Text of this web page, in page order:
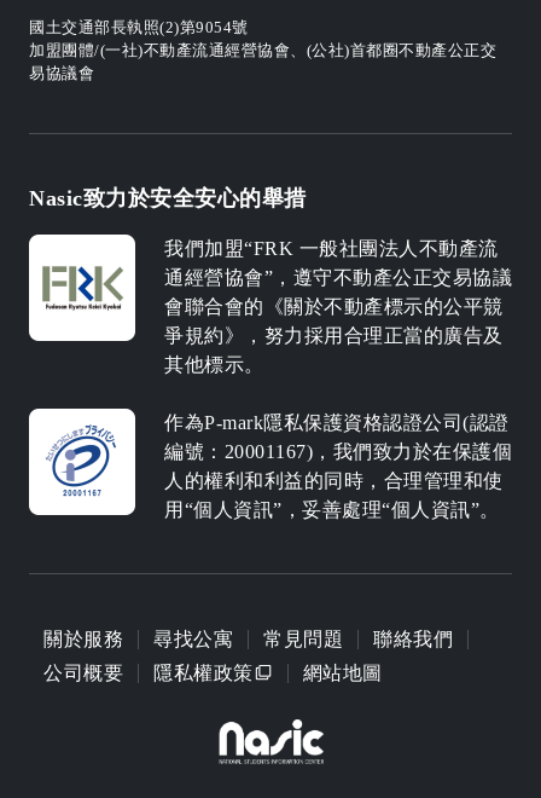
國土交通部長執照(2)第9054號
加盟團體/(一社)不動產流通經營協會、(公社)首都圈不動產公正交
易協議會
Nasic致力於安全安心的舉措
我們加盟“FRK 一般社團法人不動產流
通經營協會”，遵守不動產公正交易協議
會聯合會的《關於不動產標示的公平競
爭規約》，努力採用合理正當的廣告及
其他標示。
作為P-mark隱私保護資格認證公司(認證
編號：20001167)，我們致力於在保護個
人的權利和利益的同時，合理管理和使
用“個人資訊”，妥善處理“個人資訊”。
關於服務 尋找公寓 常見問題
聯絡我們
公司概要
隱私權政策 網站地圖